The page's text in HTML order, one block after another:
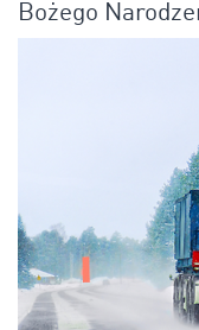
Bożego